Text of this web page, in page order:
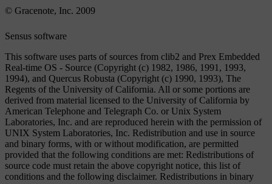
© Gracenote, Inc. 2009
Sensus software
This software uses parts of sources from clib2 and Prex Embedded
Real-time OS - Source (Copyright (c) 1982, 1986, 1991, 1993,
1994), and Quercus Robusta (Copyright (c) 1990, 1993), The
Regents of the University of California. All or some portions are
derived from material licensed to the University of California by
American Telephone and Telegraph Co. or Unix System
Laboratories, Inc. and are reproduced herein with the permission of
UNIX System Laboratories, Inc. Redistribution and use in source
and binary forms, with or without modification, are permitted
provided that the following conditions are met: Redistributions of
source code must retain the above copyright notice, this list of
conditions and the following disclaimer. Redistributions in binary